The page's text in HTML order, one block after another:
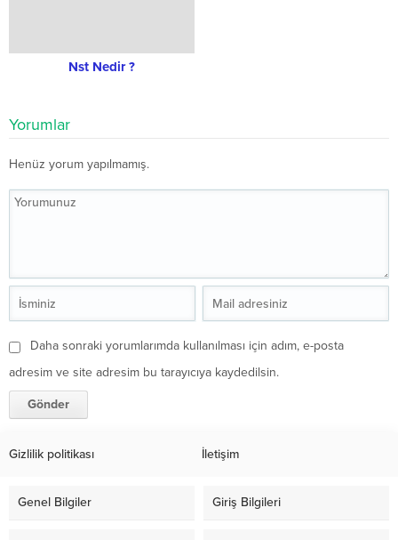
Nst Nedir ?
Yorumlar
Henüz yorum yapılmamış.
Daha sonraki yorumlarımda kullanılması için adım, e-posta
adresim ve site adresim bu tarayıcıya kaydedilsin.
Gizlilik politikası İletişim
Genel Bilgiler Giriş Bilgileri